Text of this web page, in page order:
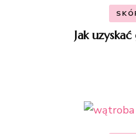
Jak